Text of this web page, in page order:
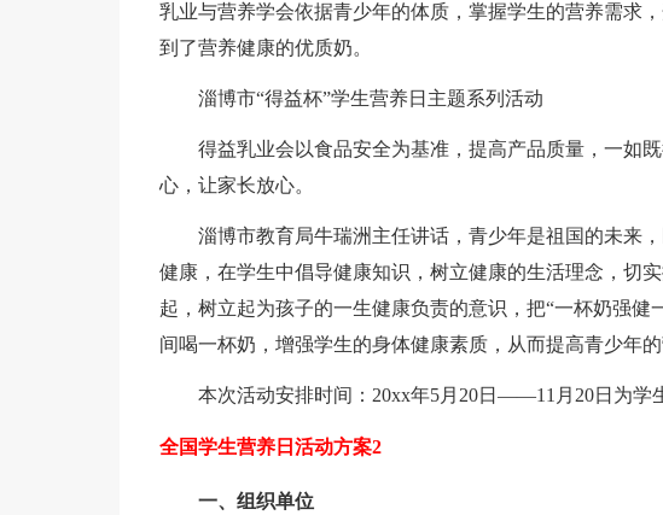
乳业与营养学会依据青少年的体质，掌握学生的营养需求
到了营养健康的优质奶。
淄博市“得益杯”学生营养日主题系列活动
得益乳业会以食品安全为基准，提高产品质量，一如
心，让家长放心。
淄博市教育局牛瑞洲主任讲话，青少年是祖国的未来
健康，在学生中倡导健康知识，树立健康的生活理念，切
起，树立起为孩子的一生健康负责的意识，把“一杯奶强
间喝一杯奶，增强学生的身体健康素质，从而提高青少年
本次活动安排时间：20xx年5月20日——11月20日为学
全国学生营养日活动方案2
一、组织单位